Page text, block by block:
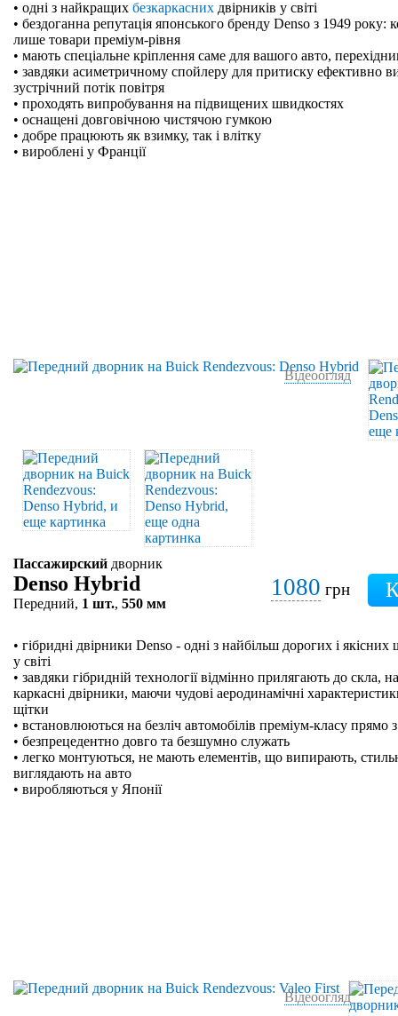
• одні з найкращих безкаркасних двірників у світі
• бездоганна репутація японського бренду Denso з 1949 року:
лише товари преміум-рівня
• мають спеціальне кріплення саме для вашого авто,
• завдяки асиметричному спойлеру для притиску ефективно
зустрічний потік повітря
• проходять випробування на підвищених швидкостях
• оснащені довговічною чистячою гумкою
• добре працюють як взимку, так і влітку
• вироблені у Франції
Відеоогляд
Пассажирский дворник
Denso Hybrid
Передний, 1 шт., 550 мм
1080 грн
• гібридні двірники Denso - одні з найбільш дорогих і
у світі
• завдяки гібридній технології відмінно прилягають до скла,
каркасні двірники, маючи чудові аеродинамічні
щітки
• встановлюються на безліч автомобілів преміум-класу прямо
• безпрецедентно довго та безшумно служать
• легко монтуються, не мають елементів, що випирають,
виглядають на авто
• виробляються у Японії
Відеоогляд